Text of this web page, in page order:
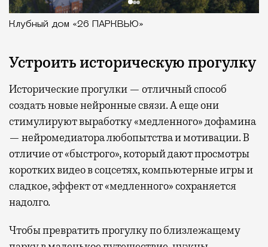
Клубный дом «26 ПАРКВЬЮ»
Устроить историческую прогулку
Исторические прогулки — отличный способ
создать новые нейронные связи. А еще они
стимулируют выработку «медленного» дофамина
— нейромедиатора любопытства и мотивации. В
отличие от «быстрого», который дают просмотры
коротких видео в соцсетях, компьютерные игры и
сладкое, эффект от «медленного» сохраняется
надолго.
Чтобы превратить прогулку по близлежащему